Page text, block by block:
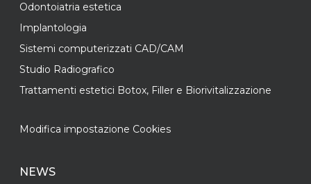
Odontoiatria estetica
Implantologia
Sistemi computerizzati CAD/CAM
Studio Radiografico
Trattamenti estetici Botox, Filler e Biorivitalizzazione
Modifica impostazione Cookies
NEWS